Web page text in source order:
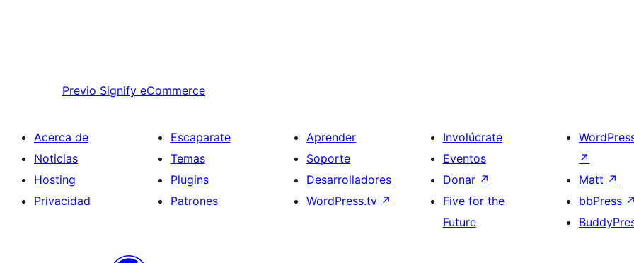
Previo Signify eCommerce
Acerca de
Noticias
Hosting
Privacidad
Escaparate
Temas
Plugins
Patrones
Aprender
Soporte
Desarrolladores
WordPress.tv ↗
Involúcrate
Eventos
Donar ↗
Five for the
Future
↗
Matt ↗
bbPress ↗